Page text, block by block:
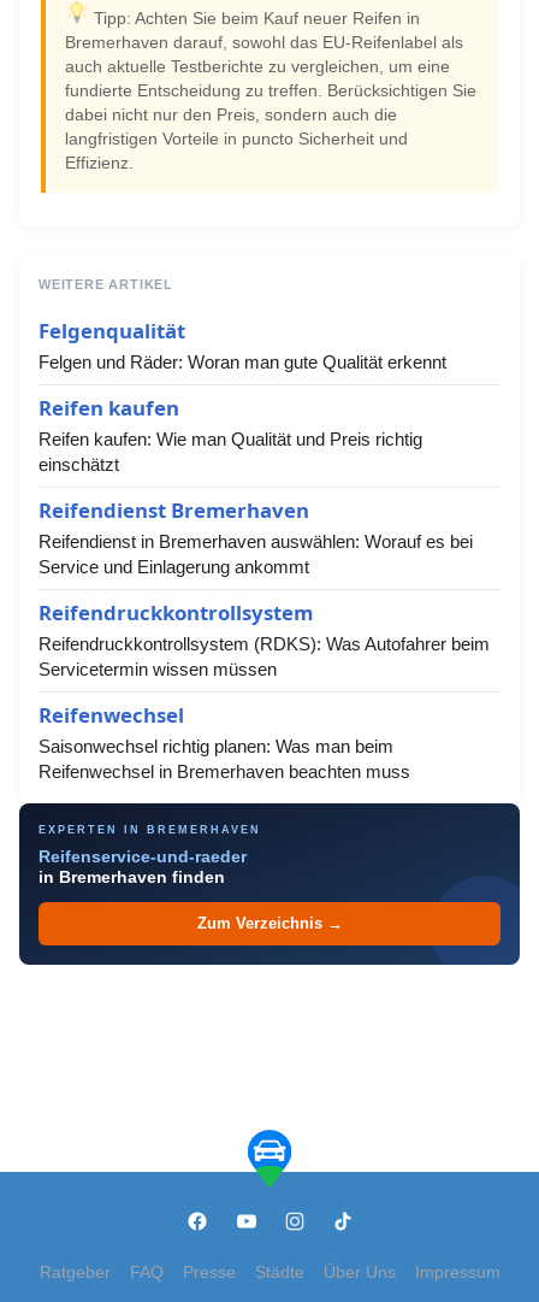
Tipp: Achten Sie beim Kauf neuer Reifen in
Bremerhaven darauf, sowohl das EU-Reifenlabel als
auch aktuelle Testberichte zu vergleichen, um eine
fundierte Entscheidung zu treffen. Berücksichtigen Sie
dabei nicht nur den Preis, sondern auch die
langfristigen Vorteile in puncto Sicherheit und
Effizienz.
WEITERE ARTIKEL
Felgenqualität
Felgen und Räder: Woran man gute Qualität erkennt
Reifen kaufen
Reifen kaufen: Wie man Qualität und Preis richtig
einschätzt
Reifendienst Bremerhaven
Reifendienst in Bremerhaven auswählen: Worauf es bei
Service und Einlagerung ankommt
Reifendruckkontrollsystem
Reifendruckkontrollsystem (RDKS): Was Autofahrer beim
Servicetermin wissen müssen
Reifenwechsel
Saisonwechsel richtig planen: Was man beim
Reifenwechsel in Bremerhaven beachten muss
EXPERTEN IN BREMERHAVEN
Reifenservice-und-raeder
in Bremerhaven finden
Zum Verzeichnis →
Ratgeber FAQ Presse Städte Über Uns Impressum